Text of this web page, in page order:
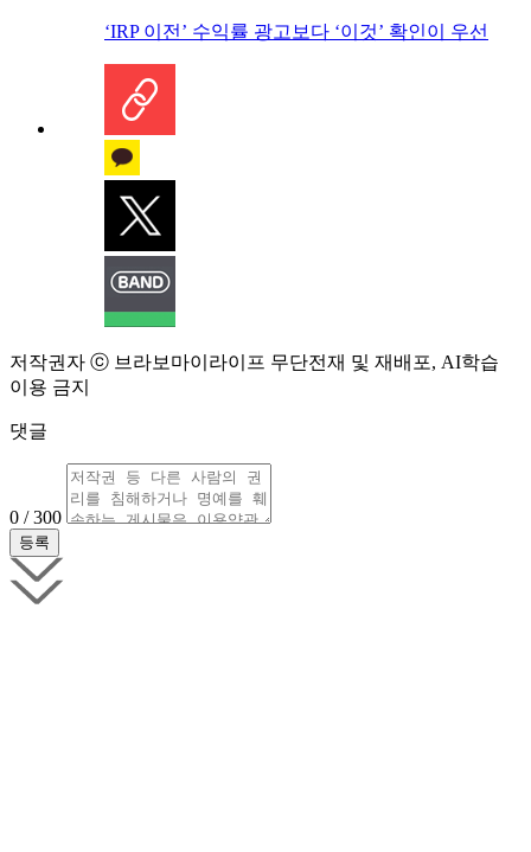
‘IRP 이전’ 수익률 광고보다 ‘이것’ 확인이 우선
저작권자 ⓒ 브라보마이라이프 무단전재 및 재배포, AI학습
이용 금지
댓글
0 / 300